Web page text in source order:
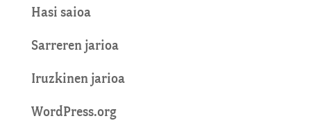
Hasi saioa
Sarreren jarioa
Iruzkinen jarioa
WordPress.org